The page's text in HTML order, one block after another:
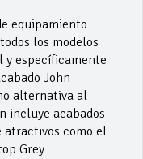
equipamiento
los modelos
y específicamente
John
alternativa al
incluye acabados
como el
Grey